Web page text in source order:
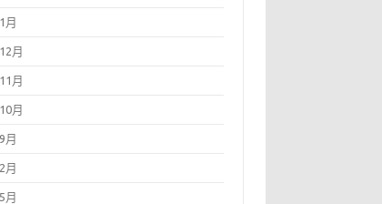
月
月
月
月
月
月
月